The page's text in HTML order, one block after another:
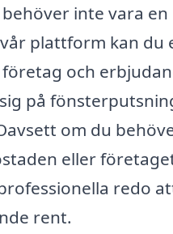
inte vara
plattform kan du
och
på
om du
eller
redo
rent.